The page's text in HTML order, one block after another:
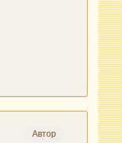
Автор